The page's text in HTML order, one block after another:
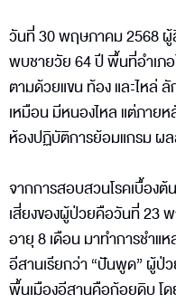
วันที่ 30 พฤษภาคม 2568 ผู้
พบชายวัย 64 ปี พื้นที่อำเภ
ตามด้วยแขน ท้อง และไหล่
เหมือน มีหนองไหล แต่ภาย
ห้องปฏิบัติการย้อมแกรม ผ
จากการสอบสวนโรคเบื้อง
เสี่ยงของผู้ป่วยคือวันที่ 23
อายุ 8 เดือน มาทำการชำแห
อีสานเรียกว่า “ปันพูด” ผู้ป่
พื้นเมืองอีสานคือก้อยดิบ โ